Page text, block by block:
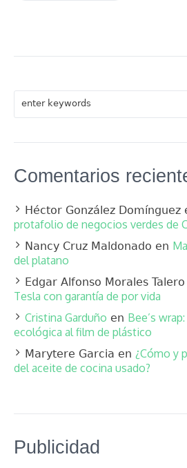
Comentarios
Héctor González Domínguez
protafolio de negocios verdes de
Nancy Cruz Maldonado en
del platano
Edgar Alfonso Morales Talero
Tesla con garantía de por vida
Cristina Garduño en Bee’s
ecológica al film de plástico
Marytere Garcia en ¿Cómo y
del aceite de cocina usado?
Publicidad